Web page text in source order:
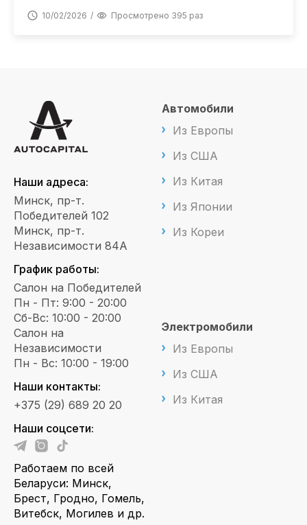
10/02/2026 Просмотрено 395 раз
Наши адреса:
Минск, пр-т.
Победителей 102
Минск, пр-т.
Независимости 84А
График работы:
Салон на Победителей
Пн - Пт: 9:00 - 20:00
Сб-Вс: 10:00 - 20:00
Салон на
Независимости
Пн - Вс: 10:00 - 19:00
Наши контакты:
+375 (29) 689 20 20
Наши соцсети:
Работаем по всей
Беларуси: Минск,
Брест, Гродно, Гомель,
Витебск, Могилев и др.
Автомобили
Из Европы
Из США
Из Китая
Из Японии
Из Кореи
Электромобили
Из Европы
Из США
Из Китая